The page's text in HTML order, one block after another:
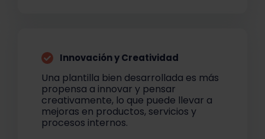
Innovación y Creatividad
Una plantilla bien desarrollada es más
propensa a innovar y pensar
creativamente, lo que puede llevar a
mejoras en productos, servicios y
procesos internos.